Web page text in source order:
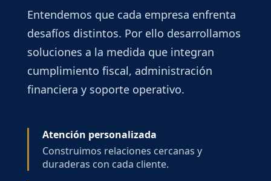
Entendemos que cada empresa enfrenta
desafíos distintos. Por ello desarrollamos
soluciones a la medida que integran
cumplimiento fiscal, administración
financiera y soporte operativo.
Atención personalizada
Construimos relaciones cercanas y
duraderas con cada cliente.